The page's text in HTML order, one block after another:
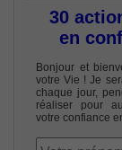
30
en
Bonjour et
votre Vie ! Je
chaque jour,
réaliser pour
votre confiance